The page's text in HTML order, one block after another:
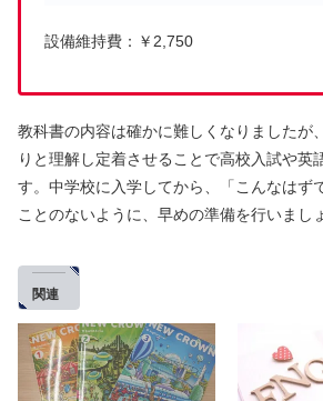
設備維持費：￥2,750
教科書の内容は確かに難しくなりましたが
りと理解し定着させることで高校入試や英
す。中学校に入学してから、「こんなはず
ことのないように、早めの準備を行いまし
関連